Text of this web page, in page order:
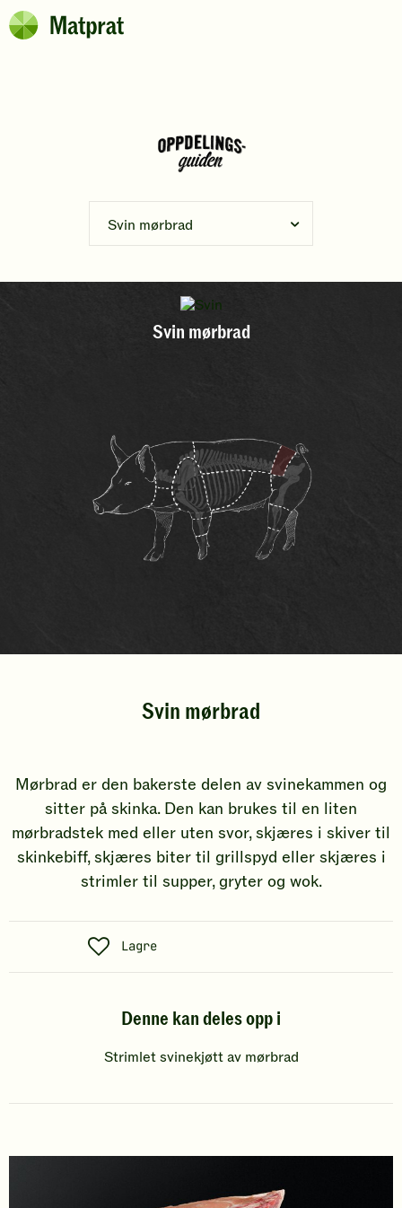
Hopp til hovedinnhold
Matprat
Svin mørbrad
Svin mørbrad
Svin mørbrad
Mørbrad er den bakerste delen av svinekammen og
sitter på skinka. Den kan brukes til en liten
mørbradstek med eller uten svor, skjæres i skiver til
skinkebiff, skjæres biter til grillspyd eller skjæres i
strimler til supper, gryter og wok.
S
o
i
a
Lagre
Denne kan deles opp i
Strimlet svinekjøtt av mørbrad